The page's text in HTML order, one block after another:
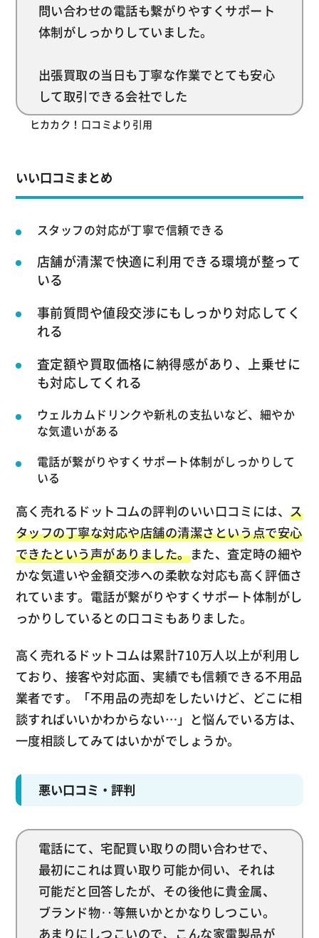
問い合わせの電話も繋がりやすくサポート
体制がしっかりしていました。
出張買取の当日も丁寧な作業でとても安心
して取引できる会社でした
ヒカカク！口コミより引用
いい口コミまとめ
スタッフの対応が丁寧で信頼できる
店舗が清潔で快適に利用できる環境が整って
いる
事前質問や値段交渉にもしっかり対応してく
れる
査定額や買取価格に納得感があり、上乗せに
も対応してくれる
ウェルカムドリンクや新札の支払いなど、細やか
な気遣いがある
電話が繋がりやすくサポート体制がしっかりして
いる
高く売れるドットコムの評判のいい口コミには、ス
タッフの丁寧な対応や店舗の清潔さという点で安心
できたという声がありました。また、査定時の細や
かな気遣いや金額交渉への柔軟な対応も高く評価さ
れています。電話が繋がりやすくサポート体制がし
っかりしているとの口コミもありました。
高く売れるドットコムは累計710万人以上が利用し
ており、接客や対応面、実績でも信頼できる不用品
業者です。「不用品の売却をしたいけど、どこに相
談すればいいかわからない…」と悩んでいる方は、
一度相談してみてはいかがでしょうか。
悪い口コミ・評判
電話にて、宅配買い取りの問い合わせで、
最初にこれは買い取り可能か伺い、それは
可能だと回答したが、その後他に貴金属、
ブランド物‥等無いかとかなりしつこい。
あまりにしつこいので、こんな家電製品が